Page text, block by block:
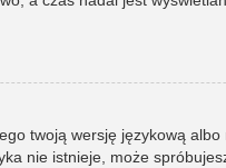
twoją wersję językową
nie istnieje, może